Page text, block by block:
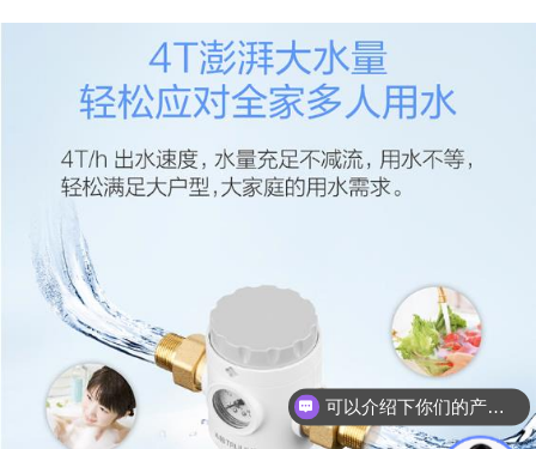
可以介绍下你们的产品么？